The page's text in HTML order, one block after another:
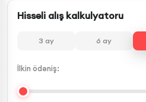
Hissəli alış kalkulyatoru
3 ay 6 ay
İlkin ödəniş: